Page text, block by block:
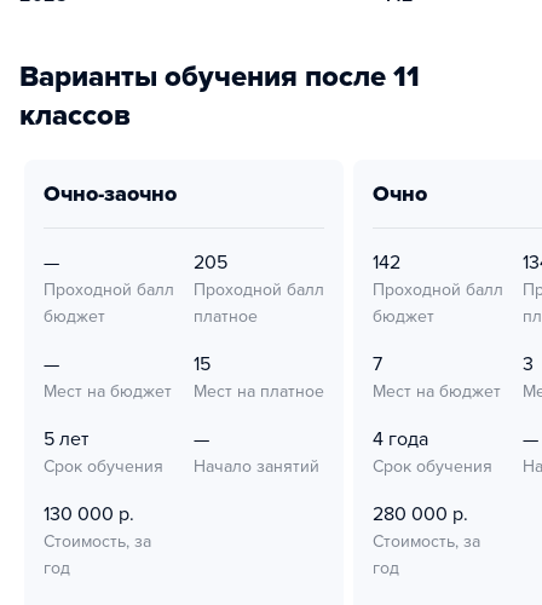
Варианты обучения после 11
классов
очно-заочно
—
Проходной балл
бюджет
205
Проходной балл
платное
—
Мест на бюджет
15
Мест на платное
5 лет
Срок обучения
—
Начало занятий
130 000 р.
Стоимость, за
год
очно
142
Проходной балл
бюджет
7
Мест на бюджет
3
4 года
Срок обучения
—
280 000 р.
Стоимость, за
год